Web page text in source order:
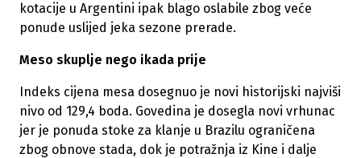
kotacije u Argentini ipak blago oslabile zbog veće
ponude uslijed jeka sezone prerade.
Meso skuplje nego ikada prije
Indeks cijena mesa dosegnuo je novi historijski najviši
nivo od 129,4 boda. Govedina je dosegla novi vrhunac
jer je ponuda stoke za klanje u Brazilu ograničena
zbog obnove stada, dok je potražnja iz Kine i dalje